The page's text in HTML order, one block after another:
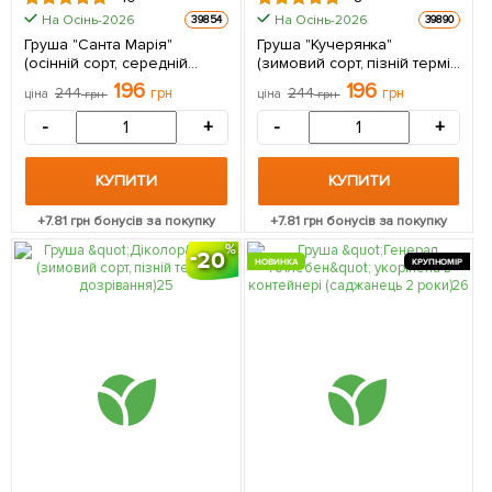
На Осінь-2026 39854
Груша "Санта Марія"
(осінній сорт, середній
термін дозрівання) 1
саджанець в упаковці
ціна 244грн 196 грн
- +
КУПИТИ
+7.81 грн бонусів за покупку
На Осінь-2026 39890
Груша "Кучерянка"
(зимовий сорт, пізній термін
дозрівання) 1 саджанець в
упаковці
ціна 244грн 196 грн
- +
КУПИТИ
+7.81грн бонусів за покупку
20 КРУПНОМІР
НОВИНКА